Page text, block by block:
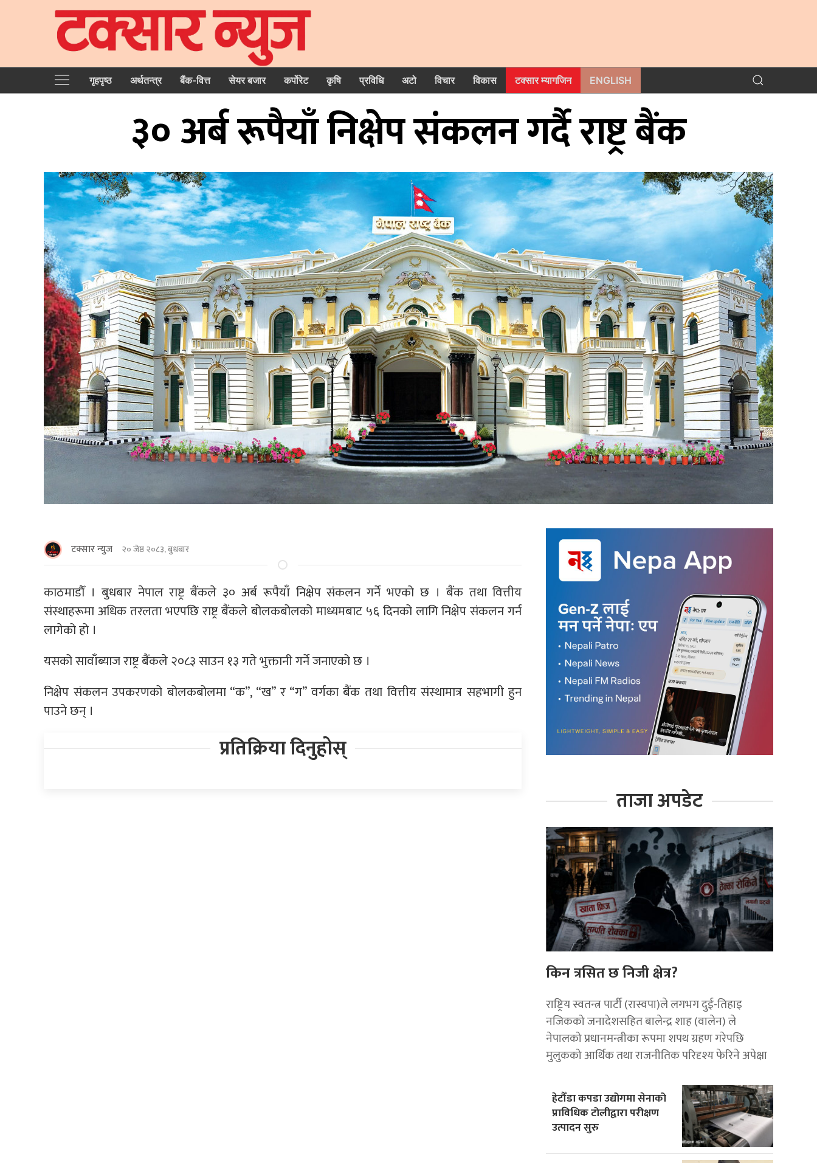
गृहपृष्‍ठ अर्थतन्त्र बैंक-वित्त सेयर बजार कर्पोरेट कृषि प्रविधि अटो विचार विकास टक्सार म्यागजिन ENGLISH
३० अर्ब रूपैयाँ निक्षेप संकलन गर्दै राष्ट्र बैंक
टक्सार न्युज २० जेष्ठ २०८३, बुधबार
काठमाडौँ । बुधबार नेपाल राष्ट्र बैंकले ३० अर्ब रूपैयाँ निक्षेप संकलन गर्ने भएको छ । बैंक तथा वित्तीय
संस्थाहरूमा अधिक तरलता भएपछि राष्ट्र बैंकले बोलकबोलको माध्यमबाट ५६ दिनको लागि निक्षेप संकलन गर्न
लागेको हो ।
यसको सावाँब्याज राष्ट्र बैंकले २०८३ साउन १३ गते भुक्तानी गर्ने जनाएको छ ।
निक्षेप संकलन उपकरणको बोलकबोलमा “क”, “ख” र “ग” वर्गका बैंक तथा वित्तीय संस्थामात्र सहभागी हुन
पाउने छन् ।
प्रतिक्रिया दिनुहोस्
ताजा अपडेट
किन त्रसित छ निजी क्षेत्र?
राष्ट्रिय स्वतन्त्र पार्टी (रास्वपा)ले लगभग दुई-तिहाइ
नजिकको जनादेशसहित बालेन्द्र शाह (वालेन) ले
नेपालको प्रधानमन्त्रीका रूपमा शपथ ग्रहण गरेपछि
मुलुकको आर्थिक तथा राजनीतिक परिदृश्य फेरिने अपेक्षा
हेटौँडा कपडा उद्योगमा सेनाको
प्राविधिक टोलीद्वारा परीक्षण
उत्पादन सुरु